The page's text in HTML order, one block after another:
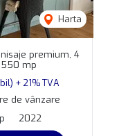
Harta
premium, 4
mp
+ 21% TVA
de vânzare
2022